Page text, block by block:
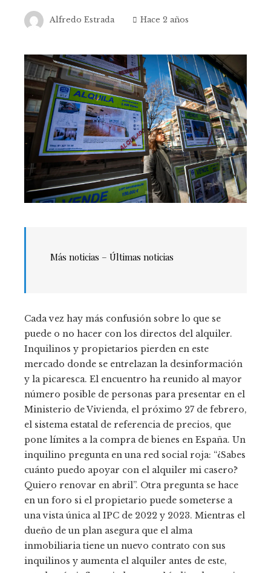
Alfredo Estrada Hace 2 años
Más noticias – Últimas noticias
Cada vez hay más confusión sobre lo que se
puede o no hacer con los directos del alquiler.
Inquilinos y propietarios pierden en este
mercado donde se entrelazan la desinformación
y la picaresca. El encuentro ha reunido al mayor
número posible de personas para presentar en el
Ministerio de Vivienda, el próximo 27 de febrero,
el sistema estatal de referencia de precios, que
pone límites a la compra de bienes en España. Un
inquilino pregunta en una red social roja: “¿Sabes
cuánto puedo apoyar con el alquiler mi casero?
Quiero renovar en abril”. Otra pregunta se hace
en un foro si el propietario puede someterse a
una vista única al IPC de 2022 y 2023. Mientras el
dueño de un plan asegura que el alma
inmobiliaria tiene un nuevo contrato con sus
inquilinos y aumenta el alquiler antes de este,